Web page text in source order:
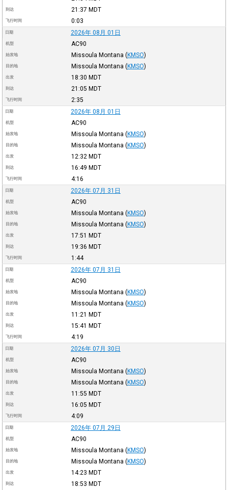
到达 21:37 MDT
飞行时间 0:03
日期 2026年 08月 01日
机型 AC90
始发地 Missoula Montana (KMSO)
目的地 Missoula Montana (KMSO)
出发 18:30 MDT
到达 21:05 MDT
飞行时间 2:35
日期 2026年 08月 01日
机型 AC90
始发地 Missoula Montana (KMSO)
目的地 Missoula Montana (KMSO)
出发 12:32 MDT
到达 16:49 MDT
飞行时间 4:16
日期 2026年 07月 31日
机型 AC90
始发地 Missoula Montana (KMSO)
目的地 Missoula Montana (KMSO)
出发 17:51 MDT
到达 19:36 MDT
飞行时间 1:44
日期 2026年 07月 31日
机型 AC90
始发地 Missoula Montana (KMSO)
目的地 Missoula Montana (KMSO)
出发 11:21 MDT
到达 15:41 MDT
飞行时间 4:19
日期 2026年 07月 30日
机型 AC90
始发地 Missoula Montana (KMSO)
目的地 Missoula Montana (KMSO)
出发 11:55 MDT
到达 16:05 MDT
飞行时间 4:09
日期 2026年 07月 29日
机型 AC90
始发地 Missoula Montana (KMSO)
目的地 Missoula Montana (KMSO)
出发 14:23 MDT
到达 18:53 MDT